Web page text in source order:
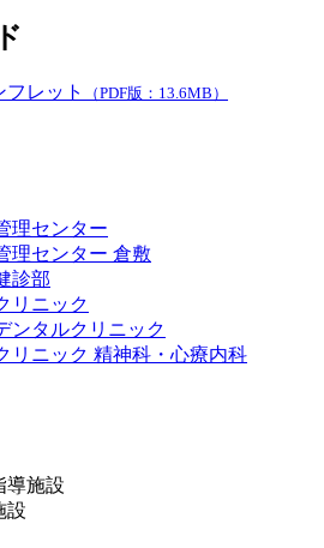
レット （PDF版：13.6MB）
理センター
理センター 倉敷
診部
リニック
ンタルクリニック
リニック 精神科・心療内科
導施設
設